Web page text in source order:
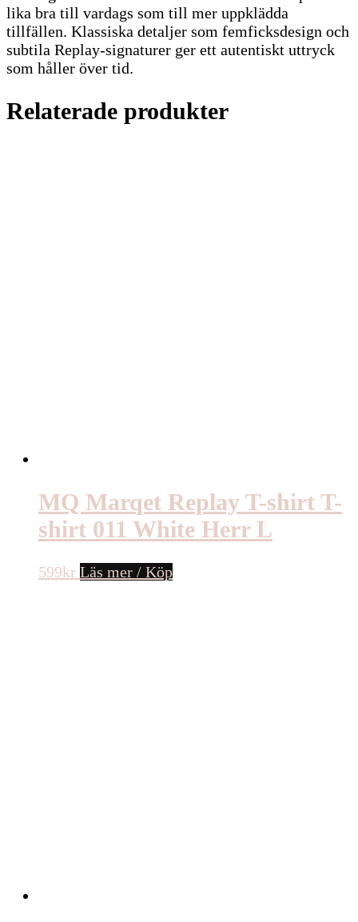
lika bra till vardags som till mer uppklädda
tillfällen. Klassiska detaljer som femficksdesign och
subtila Replay-signaturer ger ett autentiskt uttryck
som håller över tid.
Relaterade produkter
MQ Marqet Replay T-shirt T-
shirt 011 White Herr L
599kr Läs mer / Köp